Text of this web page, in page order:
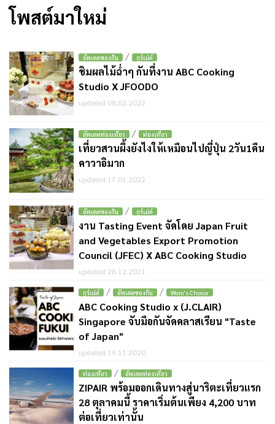
โพสต์มาใหม่
อัพเดตของกิน / กูร์เม่ต์
ชิมผลไม้ฉ่ำๆ กันที่งาน ABC Cooking
Studio X JFOODO
updated 08.02.2022
อัพเดตท่องเที่ยว / ท่องเที่ยว
เที่ยวสวนผึ้งยังไงให้เหมือนไปญี่ปุ่น 2วัน1คืน
คาวาอิมาก
updated 17.01.2022
อัพเดตของกิน / กูร์เม่ต์
งาน Tasting Event จัดโดย Japan Fruit
and Vegetables Export Promotion
Council (JFEC) X ABC Cooking Studio
updated 28.12.2021
กูร์เม่ต์ / อัพเดตของกิน / Wom's Choice
ABC Cooking Studio x (J.CLAIR)
Singapore จับมือกันจัดคลาสเรียน "Taste
of Japan"
updated 19.11.2020
ท่องเที่ยว / อัพเดตท่องเที่ยว
ZIPAIR พร้อมออกเดินทางสู่นาริตะเที่ยวแรก
28 ตุลาคมนี้ ราคาเริ่มต้นเพียง 4,200 บาท
ต่อเที่ยวเท่านั้น